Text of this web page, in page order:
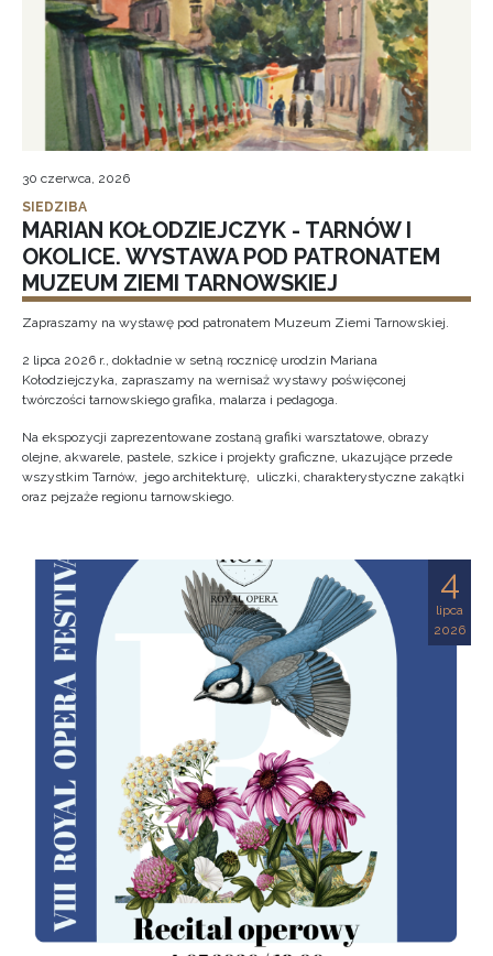
30 czerwca, 2026
SIEDZIBA
MARIAN KOŁODZIEJCZYK - TARNÓW I
OKOLICE. WYSTAWA POD PATRONATEM
MUZEUM ZIEMI TARNOWSKIEJ
Zapraszamy na wystawę pod patronatem Muzeum Ziemi Tarnowskiej.
2 lipca 2026 r., dokładnie w setną rocznicę urodzin Mariana
Kołodziejczyka, zapraszamy na wernisaż wystawy poświęconej
twórczości tarnowskiego grafika, malarza i pedagoga.
Na ekspozycji zaprezentowane zostaną grafiki warsztatowe, obrazy
olejne, akwarele, pastele, szkice i projekty graficzne, ukazujące przede
wszystkim Tarnów, jego architekturę, uliczki, charakterystyczne zakątki
oraz pejzaże regionu tarnowskiego.
4
lipca
2026